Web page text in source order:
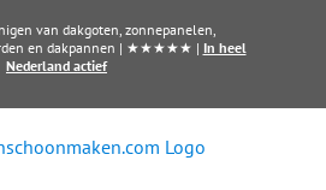
van dakgoten, zonnepanelen,
en dakpannen | ★★★★★ | In heel
Nederland actief